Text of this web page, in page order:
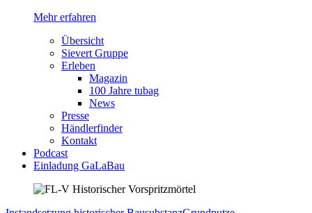
Mehr erfahren
Übersicht
Sievert Gruppe
Erleben
Magazin
100 Jahre tubag
News
Presse
Händlerfinder
Kontakt
Podcast
Einladung GaLaBau